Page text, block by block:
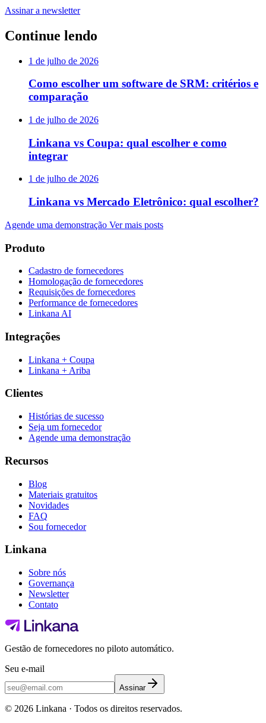
Assinar a newsletter
Continue lendo
1 de julho de 2026
Como escolher um software de SRM: critérios e
comparação
1 de julho de 2026
Linkana vs Coupa: qual escolher e como
integrar
1 de julho de 2026
Linkana vs Mercado Eletrônico: qual escolher?
Agende uma demonstração Ver mais posts
Produto
Cadastro de fornecedores
Homologação de fornecedores
Requisições de fornecedores
Performance de fornecedores
Linkana AI
Integrações
Linkana + Coupa
Linkana + Ariba
Clientes
Histórias de sucesso
Seja um fornecedor
Agende uma demonstração
Recursos
Blog
Materiais gratuitos
Novidades
FAQ
Sou fornecedor
Linkana
Sobre nós
Governança
Newsletter
Contato
Gestão de fornecedores no piloto automático.
Seu e-mail
Assinar
© 2026 Linkana · Todos os direitos reservados.